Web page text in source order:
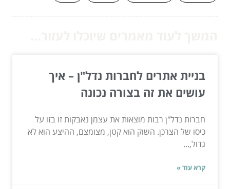
בניית אתרים לחברות נדל"ן – איך
עושים את זה בצורה נכונה
חברות נדל"ן רבות מוצאות את עצמן נאבקות זו בזו על
כיסו של הצרכן. השוק הוא קטן, מצומצם, ההיצע הוא לא
גדול,...
קרא עוד »